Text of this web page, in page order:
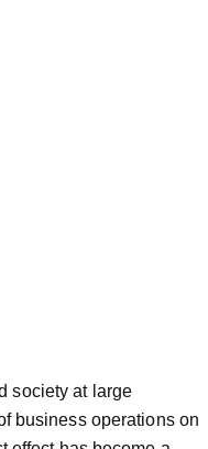
society at large
business operations on